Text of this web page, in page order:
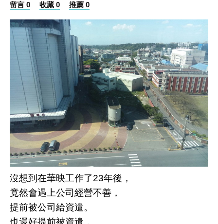
留言 0 收藏 0 推薦 0
沒想到在華映工作了23年後，
竟然會遇上公司經營不善，
提前被公司給資遣。
也還好提前被資遣，